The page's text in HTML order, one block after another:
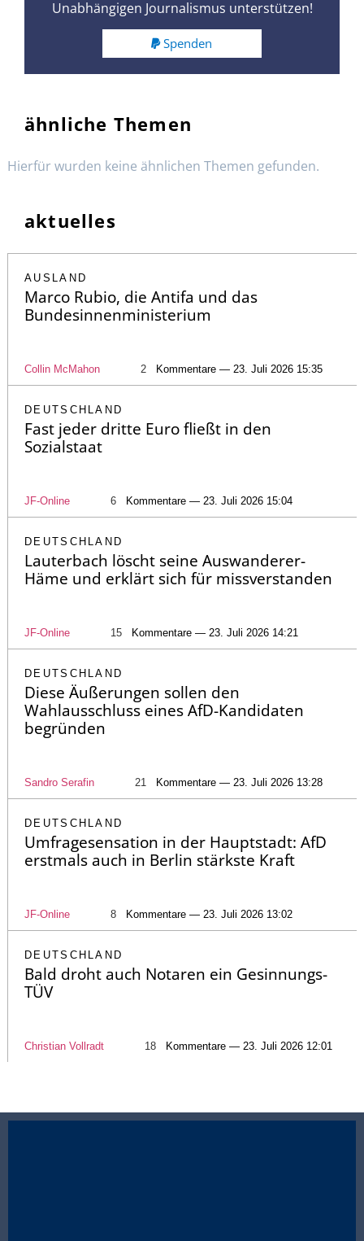
Unabhängigen Journalismus unterstützen!
Spenden
ähnliche Themen
Hierfür wurden keine ähnlichen Themen gefunden.
aktuelles
AUSLAND
Marco Rubio, die Antifa und das
Bundesinnenministerium
Collin McMahon 2 Kommentare — 23. Juli 2026 15:35
DEUTSCHLAND
Fast jeder dritte Euro fließt in den
Sozialstaat
JF-Online 6 Kommentare — 23. Juli 2026 15:04
DEUTSCHLAND
Lauterbach löscht seine Auswanderer-
Häme und erklärt sich für missverstanden
JF-Online 15 Kommentare — 23. Juli 2026 14:21
DEUTSCHLAND
Diese Äußerungen sollen den
Wahlausschluss eines AfD-Kandidaten
begründen
Sandro Serafin 21 Kommentare — 23. Juli 2026 13:28
DEUTSCHLAND
Umfragesensation in der Hauptstadt: AfD
erstmals auch in Berlin stärkste Kraft
JF-Online 8 Kommentare — 23. Juli 2026 13:02
DEUTSCHLAND
Bald droht auch Notaren ein Gesinnungs-
TÜV
Christian Vollradt 18 Kommentare — 23. Juli 2026 12:01